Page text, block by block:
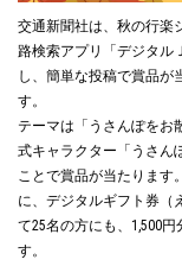
交通新聞社は、秋の行楽
路検索アプリ「デジタル
し、簡単な投稿で賞品が
す。
テーマは「うさんぽをお
式キャラクター「うさん
ことで賞品が当たります
に、デジタルギフト券（
て25名の方にも、1,500
す。